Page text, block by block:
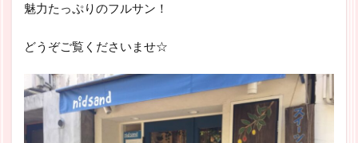
魅力たっぷりのフルサン！
どうぞご覧くださいませ☆